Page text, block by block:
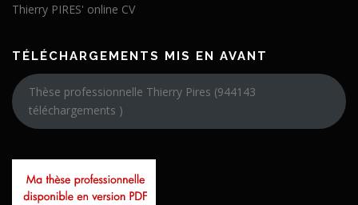
Thierry PIRES' online CV
TÉLÉCHARGEMENTS MIS EN AVANT
Thèse professionnelle Thierry Pires (944143
téléchargements )